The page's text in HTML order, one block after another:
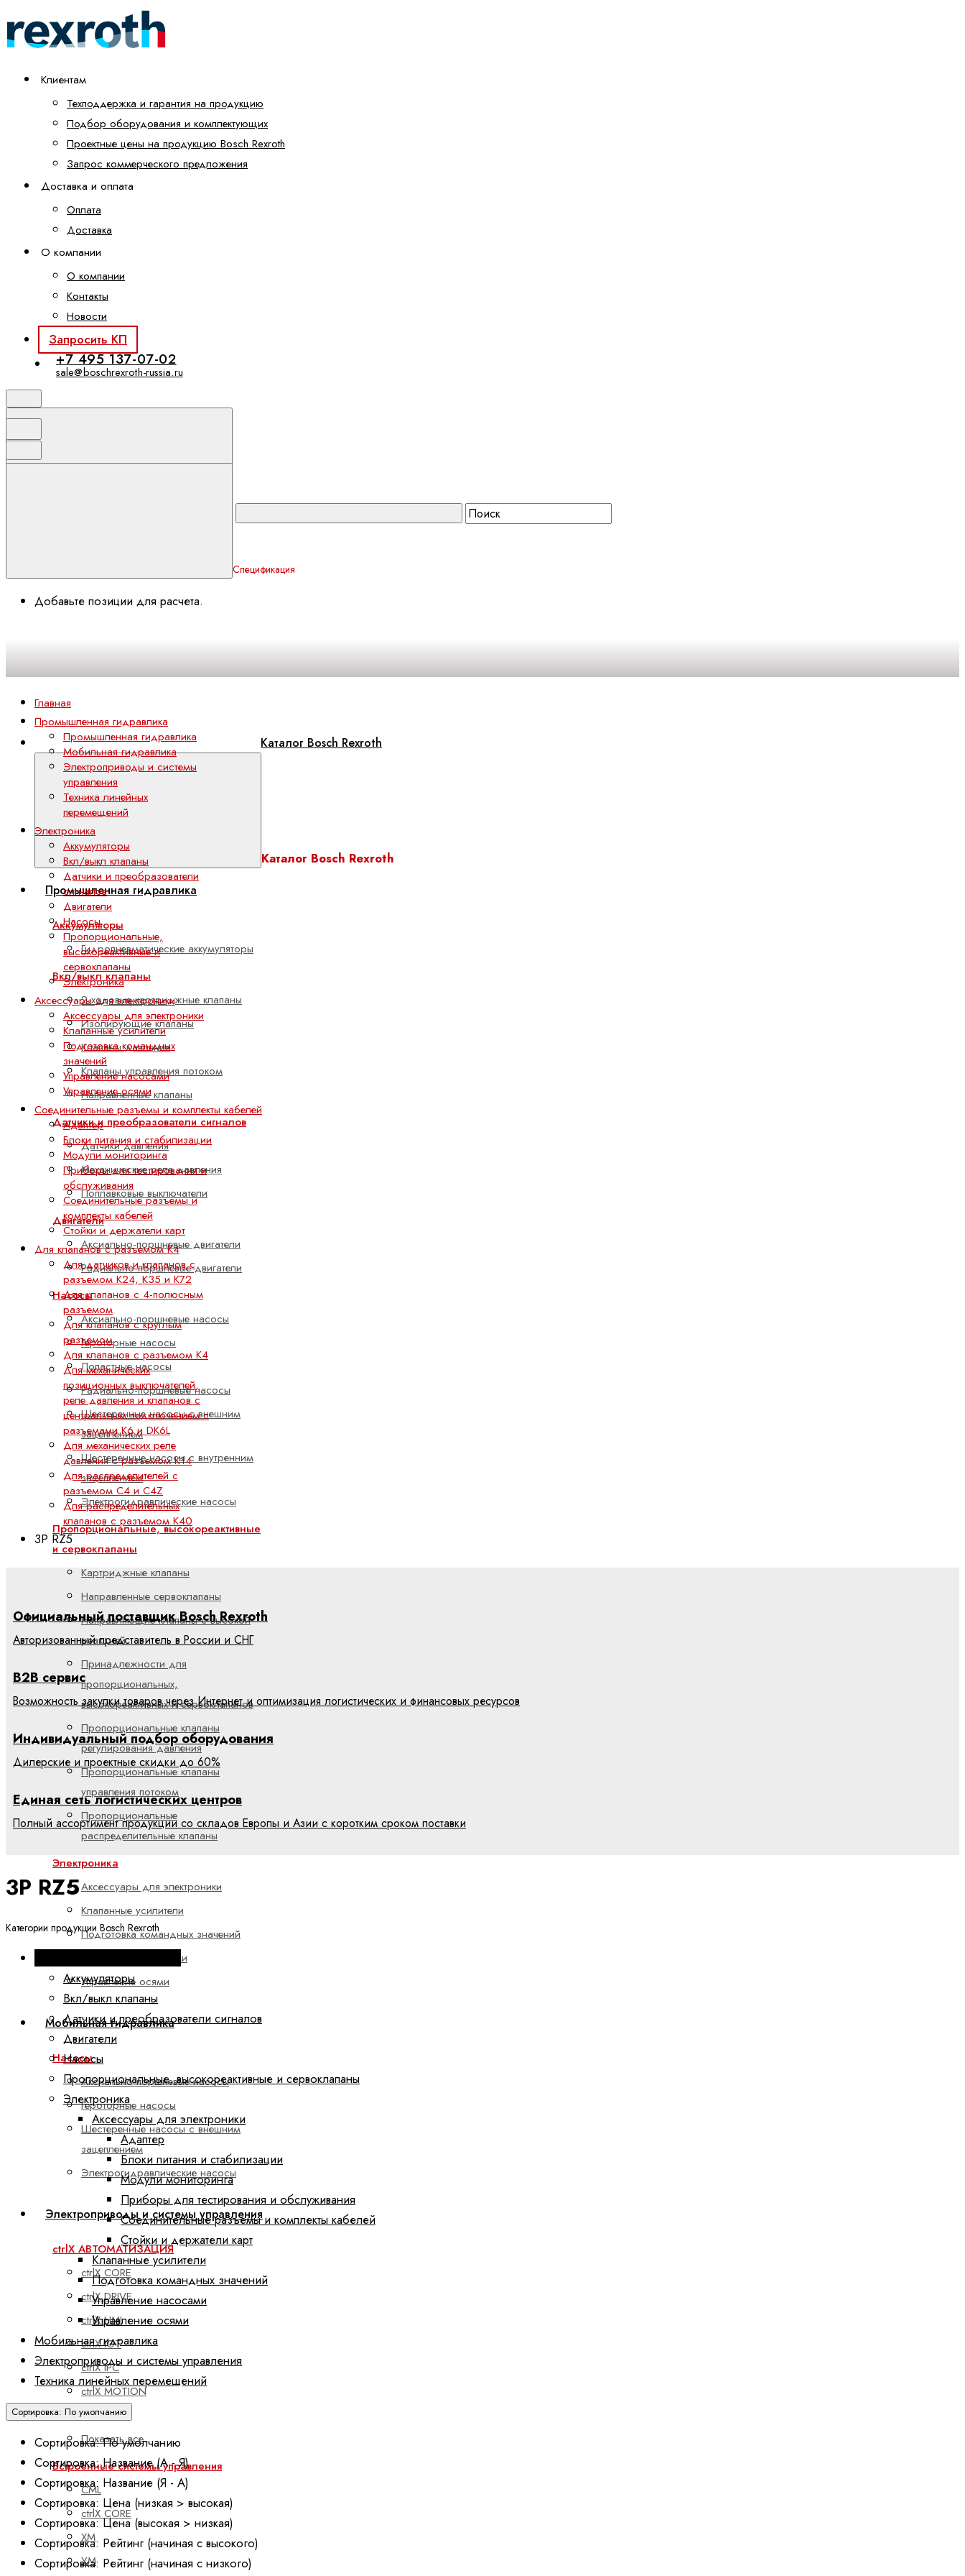
Клиентам
Техподдержка и гарантия на продукцию
Подбор оборудования и комплектующих
Проектные цены на продукцию Bosch Rexroth
Запрос коммерческого предложения
Доставка и оплата
Оплата
Доставка
О компании
О компании
Контакты
Новости
Запросить КП
+7 495 137-07-02
sale@boschrexroth-russia.ru
Спецификация
Добавьте позиции для расчета.
Каталог Bosch Rexroth
Каталог Bosch Rexroth
Промышленная гидравлика
Аккумуляторы
Гидропневматические аккумуляторы
Вкл/выкл клапаны
2-ходовые картриджные клапаны
Изолирующие клапаны
Клапаны давления
Клапаны управления потоком
Направленные клапаны
Датчики и преобразователи сигналов
Датчики давления
Механические реле давления
Поплавковые выключатели
Двигатели
Аксиально-поршневые двигатели
Радиально-поршневые двигатели
Насосы
Аксиально-поршневые насосы
Героторные насосы
Лопастные насосы
Радиально-поршневые насосы
Шестеренные насосы с внешним
зацеплением
Шестеренные насосы с внутренним
зацеплением
Электрогидравлические насосы
Пропорциональные, высокореактивные
и сервоклапаны
Картриджные клапаны
Направленные сервоклапаны
Направляющие клапаны с высокой
реакцией
Принадлежности для
пропорциональных,
высокореактивных и сервоклапанов
Пропорциональные клапаны
регулирования давления
Пропорциональные клапаны
управления потоком
Пропорциональные
распределительные клапаны
Электроника
Аксессуары для электроники
Клапанные усилители
Подготовка командных значений
Управление насосами
Управление осями
Мобильная гидравлика
Насосы
Аксиально-поршневые насосы
Героторные насосы
Шестеренные насосы с внешним
зацеплением
Электрогидравлические насосы
Электроприводы и системы управления
ctrlX АВТОМАТИЗАЦИЯ
ctrlX CORE
ctrlX DRIVE
ctrlX HMI
ctrlX IOT
ctrlX IPC
ctrlX MOTION
ctrlX PLC
Показать все
Встроенные системы управления
CML
ctrlX CORE
XM
YM
Главная
Промышленная гидравлика
Промышленная гидравлика
Мобильная гидравлика
Электроприводы и системы
управления
Техника линейных
перемещений
Электроника
Аккумуляторы
Вкл/выкл клапаны
Датчики и преобразователи
сигналов
Двигатели
Насосы
Пропорциональные,
высокореактивные и
сервоклапаны
Электроника
Аксессуары для электроники
Аксессуары для электроники
Клапанные усилители
Подготовка командных
значений
Управление насосами
Управление осями
Соединительные разъемы и комплекты кабелей
Адаптер
Блоки питания и стабилизации
Модули мониторинга
Приборы для тестирования и
обслуживания
Соединительные разъемы и
комплекты кабелей
Стойки и держатели карт
Для клапанов с разъемом K4
Для датчиков и клапанов с
разъемом K24, K35 и K72
Для клапанов с 4-полюсным
разъемом
Для клапанов с круглым
разъемом
Для клапанов с разъемом K4
Для механических
позиционных выключателей,
реле давления и клапанов с
центральным подключением с
разъемами K6 и DK6L
Для механических реле
давления с разъемом K14
Для распределителей с
разъемом C4 и C4Z
Для распределительных
клапанов с разъемом K40
3P RZ5
Официальный поставщик Bosch Rexroth
Авторизованный представитель в России и СНГ
B2B сервис
Возможность закупки товаров через Интернет и оптимизация логистических и финансовых ресурсов
Индивидуальный подбор оборудования
Дилерские и проектные скидки до 60%
Единая сеть логистических центров
Полный ассортимент продукции со складов Европы и Азии с коротким сроком поставки
3P RZ5
Категории продукции Bosch Rexroth
Аккумуляторы
Вкл/выкл клапаны
Датчики и преобразователи сигналов
Двигатели
Насосы
Пропорциональные, высокореактивные и сервоклапаны
Электроника
Аксессуары для электроники
Адаптер
Блоки питания и стабилизации
Модули мониторинга
Приборы для тестирования и обслуживания
Соединительные разъемы и комплекты кабелей
Стойки и держатели карт
Клапанные усилители
Подготовка командных значений
Управление насосами
Управление осями
Мобильная гидравлика
Электроприводы и системы управления
Техника линейных перемещений
Сортировка: По умолчанию
Сортировка: По умолчанию
Сортировка: Название (А - Я)
Сортировка: Название (Я - А)
Сортировка: Цена (низкая > высокая)
Сортировка: Цена (высокая > низкая)
Сортировка: Рейтинг (начиная с высокого)
Сортировка: Рейтинг (начиная с низкого)